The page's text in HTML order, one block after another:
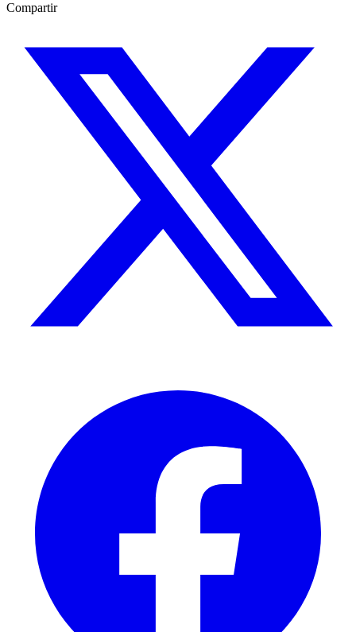
Compartir